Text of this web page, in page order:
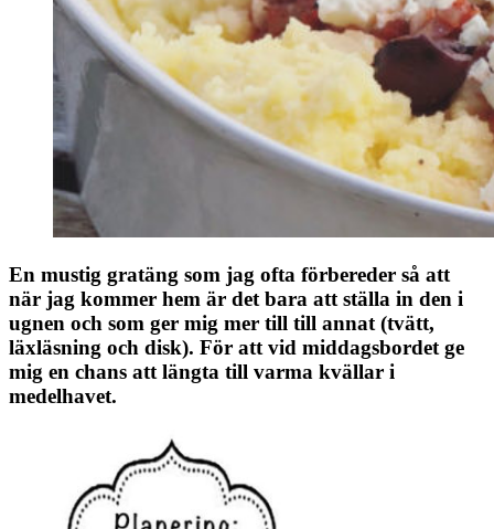
En mustig gratäng som jag ofta förbereder så att
när jag kommer hem är det bara att ställa in den i
ugnen och som ger mig mer till till annat (tvätt,
läxläsning och disk). För att vid middagsbordet ge
mig en chans att längta till varma kvällar i
medelhavet.